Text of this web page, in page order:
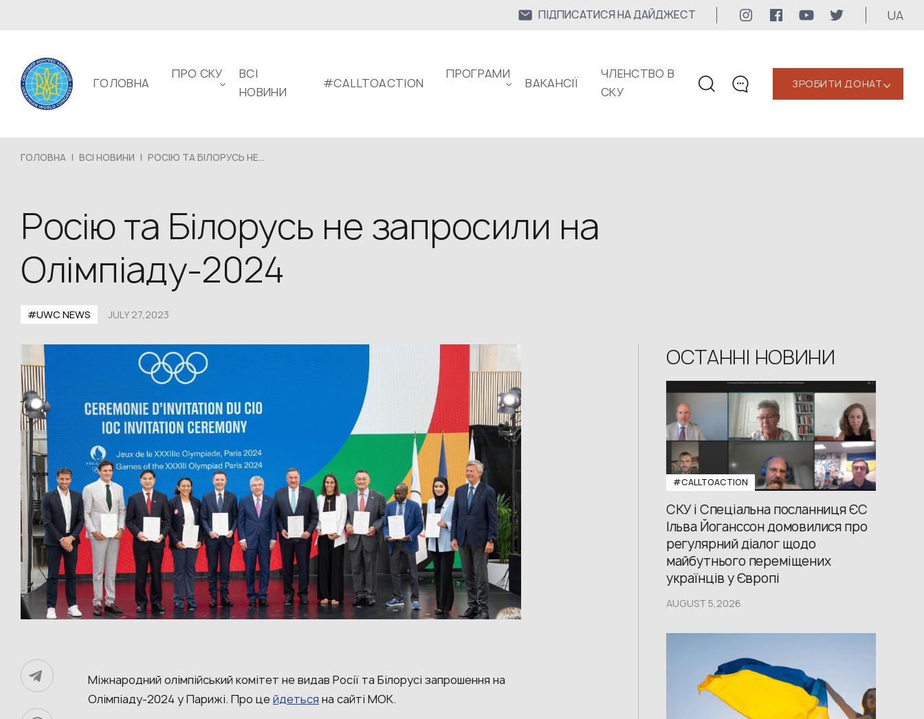
ПІДПИСАТИСЯ НА ДАЙДЖЕСТ UA
ГОЛОВНА
ПРО СКУ
ВСІ
НОВИНИ
#CALLTOACTION
ПРОГРАМИ
ВАКАНСІЇ
ЧЛЕНСТВО В
СКУ
КОНТАКТИ
ЗРОБИТИ ДОНАТ‹
ГОЛОВНА | ВСІ НОВИНИ | РОСІЮ ТА БІЛОРУСЬ НЕ...
Росію та Білорусь не запросили на
Олімпіаду-2024
#UWС NEWS JULY 27,2023
Міжнародний олімпійський комітет не видав Росії та Білорусі запрошення на
Олімпіаду-2024 у Парижі. Про цейдеться на сайті МОК.
ОСТАННІ НОВИНИ
#CALLTOACTION
СКУ і Спеціальна посланниця ЄС
Ільва Йоганссон домовилися про
регулярний діалог щодо
майбутнього переміщених
українців у Європі
AUGUST 5,2026